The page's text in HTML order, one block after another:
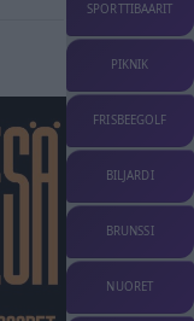
SPORTTIBAARIT
PIKNIK
FRISBEEGOLF
BILJARDI
BRUNSSI
NUORET